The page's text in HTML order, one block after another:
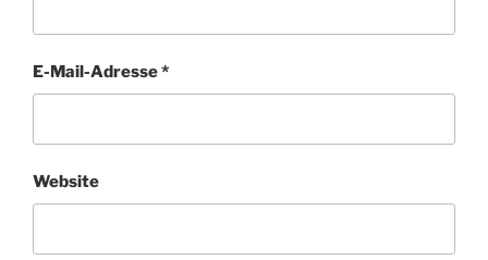
E-Mail-Adresse*
Website